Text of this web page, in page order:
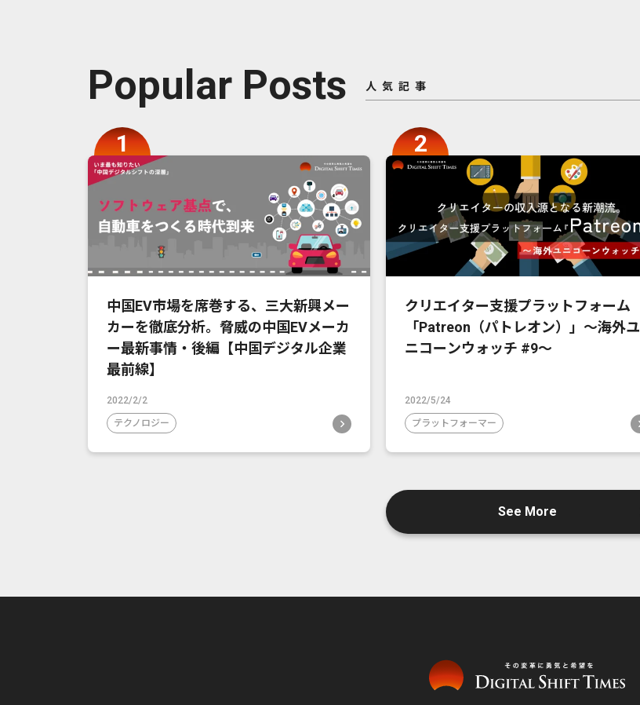
Popular Posts
人気記事
中国EV市場を席巻する、三大新興メー
カーを徹底分析。脅威の中国EVメーカ
ー最新事情・後編【中国デジタル企業
最前線】
2022/2/2
テクノロジー
クリエイター支援プラットフォーム
「Patreon（パトレオン）」〜海外ユ
ニコーンウォッチ #9〜
2022/5/24
プラットフォーマー
See More